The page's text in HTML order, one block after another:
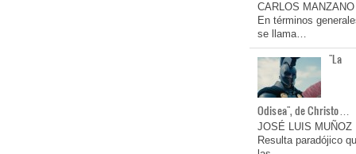
CARLOS MANZANO
En términos
se llama…
"La
Odisea", de Christo…
JOSÉ LUIS MUÑOZ
Resulta paradójico